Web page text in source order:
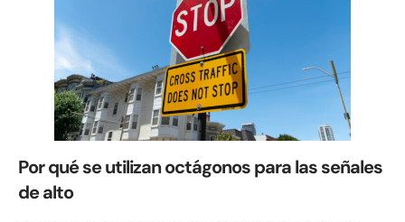
Por qué se utilizan octágonos para las señales
de alto